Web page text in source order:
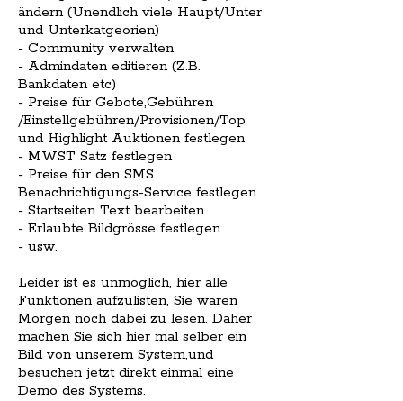
ändern (Unendlich viele Haupt/Unter
und Unterkatgeorien)
- Community verwalten
- Admindaten editieren (Z.B.
Bankdaten etc)
- Preise für Gebote,Gebühren
/Einstellgebühren/Provisionen/Top
und Highlight Auktionen festlegen
- MWST Satz festlegen
- Preise für den SMS
Benachrichtigungs-Service festlegen
- Startseiten Text bearbeiten
- Erlaubte Bildgrösse festlegen
- usw.
Leider ist es unmöglich, hier alle
Funktionen aufzulisten, Sie wären
Morgen noch dabei zu lesen. Daher
machen Sie sich hier mal selber ein
Bild von unserem System,und
besuchen jetzt direkt einmal eine
Demo des Systems.